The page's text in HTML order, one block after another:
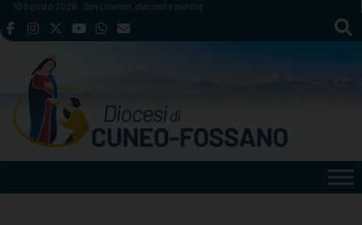
Skip
to
10 Agosto 2026 San Lorenzo, diacono e martire